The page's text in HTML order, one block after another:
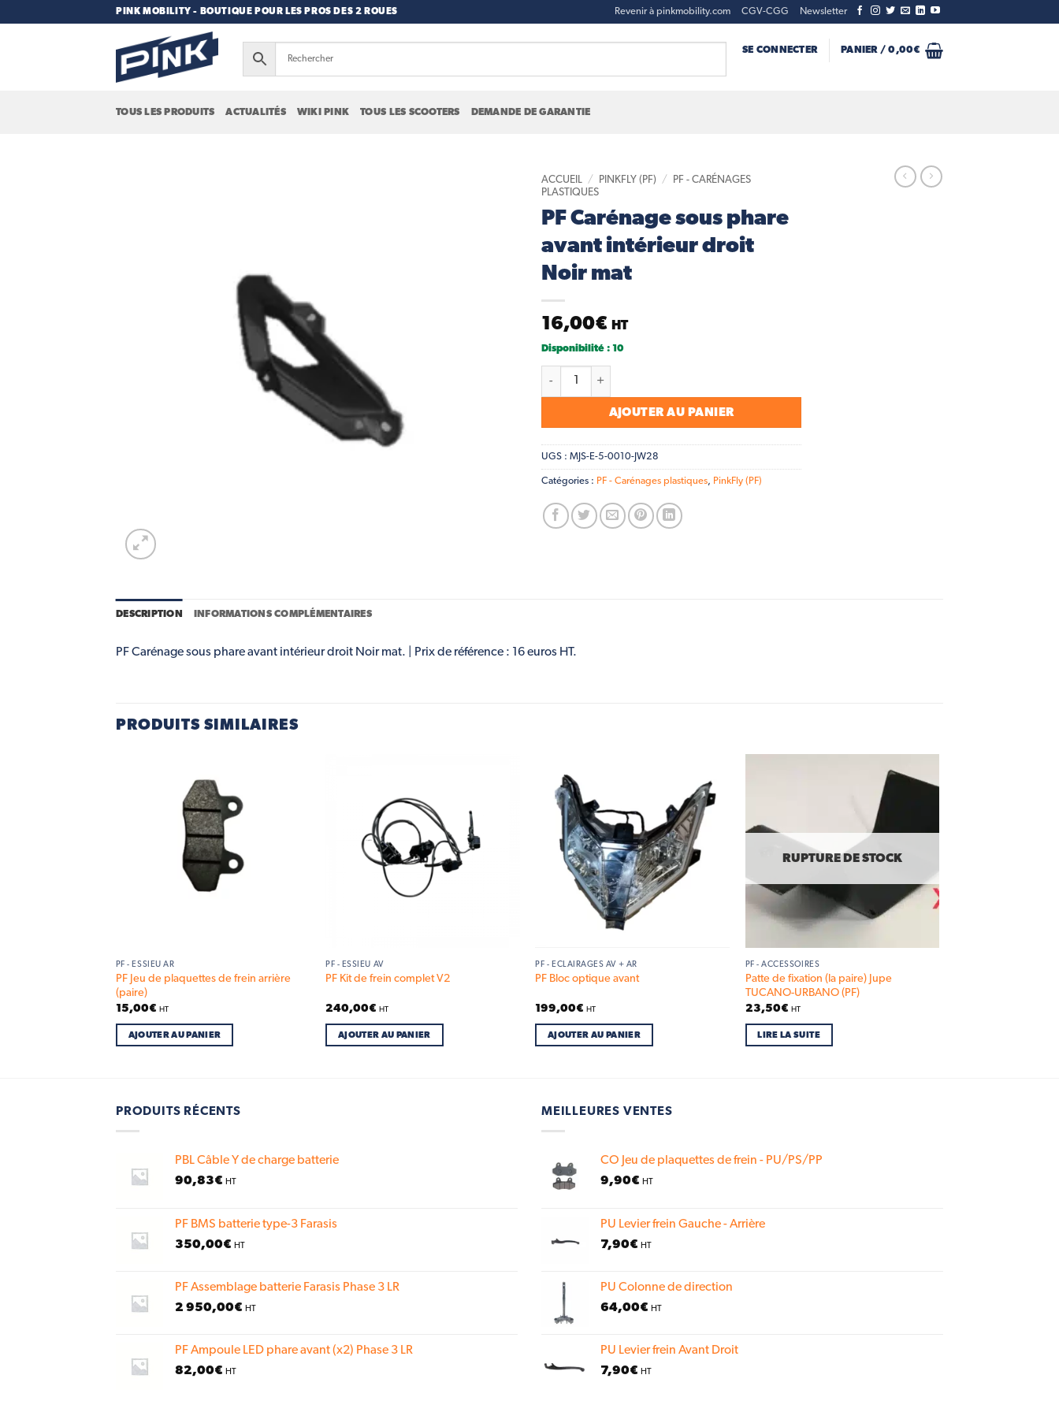
PINK MOBILITY - BOUTIQUE POUR LES PROS DES 2 ROUES Revenir à pinkmobility.com CGV-CGG Newsletter
SE CONNECTER PANIER /0,00€
TOUS LES PRODUITS ACTUALITÉS WIKI PINK TOUS LES SCOOTERS DEMANDE DE GARANTIE
ACCUEIL / PINKFLY (PF) /
PF - CARÉNAGES
PLASTIQUES
PF Carénage sous phare
avant intérieur droit
Noir mat
16,00€ HT
Disponibilité : 10
quantité de PF Carénage sous phare avant intérieur droit Noir mat
AJOUTER AU PANIER
UGS : MJS-E-5-0010-JW28
Catégories : PF - Carénages plastiques, PinkFly (PF)
DESCRIPTION INFORMATIONS COMPLÉMENTAIRES
PF Carénage sous phare avant intérieur droit Noir mat. | Prix de référence : 16 euros HT.
PRODUITS SIMILAIRES
PF - ESSIEU AR
PF Jeu de plaquettes de frein arrière
(paire)
15,00€ HT
AJOUTER AU PANIER
PF - ESSIEU AV
PF Kit de frein complet V2
240,00€ HT
AJOUTER AU PANIER
Add to
wishlist
PF - ECLAIRAGES AV + AR
PF Bloc optique avant
199,00€ HT
AJOUTER AU PANIER
RUPTURE DE STOCK
PF - ACCESSOIRES
Patte de fixation (la paire) Jupe
TUCANO-URBANO (PF)
23,50€ HT
LIRE LA SUITE
PRODUITS RÉCENTS
PBL Câble Y de charge batterie
90,83€ HT
PF BMS batterie type-3 Farasis
350,00€ HT
PF Assemblage batterie Farasis Phase 3 LR
2 950,00€ HT
PF Ampoule LED phare avant (x2) Phase 3 LR
82,00€ HT
MEILLEURES VENTES
CO Jeu de plaquettes de frein - PU/PS/PP
9,90€ HT
PU Levier frein Gauche - Arrière
7,90€ HT
PU Colonne de direction
64,00€ HT
PU Levier frein Avant Droit
7,90€ HT